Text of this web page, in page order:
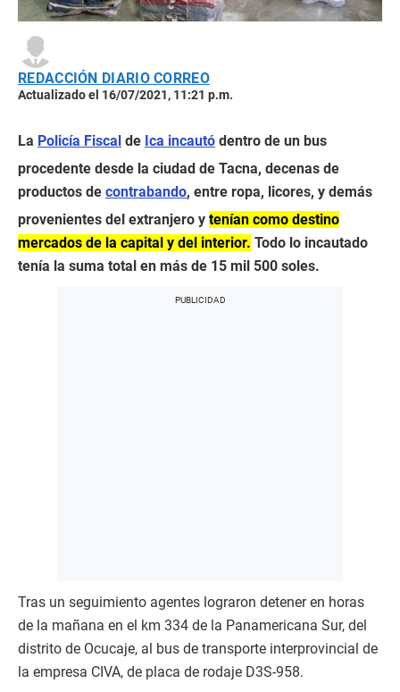
REDACCIÓN DIARIO CORREO
Actualizado el 16/07/2021, 11:21 p.m.
La Policía Fiscal de Ica incautó dentro de un bus
procedente desde la ciudad de Tacna, decenas de
productos de contrabando, entre ropa, licores, y demás
provenientes del extranjero y tenían como destino
mercados de la capital y del interior. Todo lo incautado
tenía la suma total en más de 15 mil 500 soles.
Tras un seguimiento agentes lograron detener en horas
de la mañana en el km 334 de la Panamericana Sur, del
distrito de Ocucaje, al bus de transporte interprovincial de
la empresa CIVA, de placa de rodaje D3S-958.